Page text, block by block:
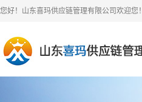
您好！山东喜玛供应链管理有限公司欢迎您！